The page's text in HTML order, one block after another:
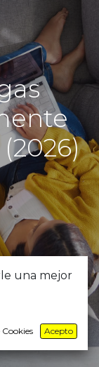
una mejor
Acepto